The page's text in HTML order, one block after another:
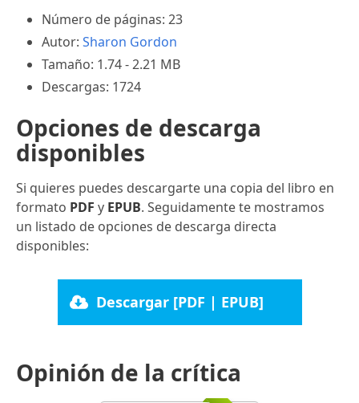
Número de páginas: 23
Autor: Sharon Gordon
Tamaño: 1.74 - 2.21 MB
Descargas: 1724
Opciones de descarga
disponibles
Si quieres puedes descargarte una copia del libro en
formato PDF y EPUB. Seguidamente te mostramos
un listado de opciones de descarga directa
disponibles:
Descargar [PDF | EPUB]
Opinión de la crítica